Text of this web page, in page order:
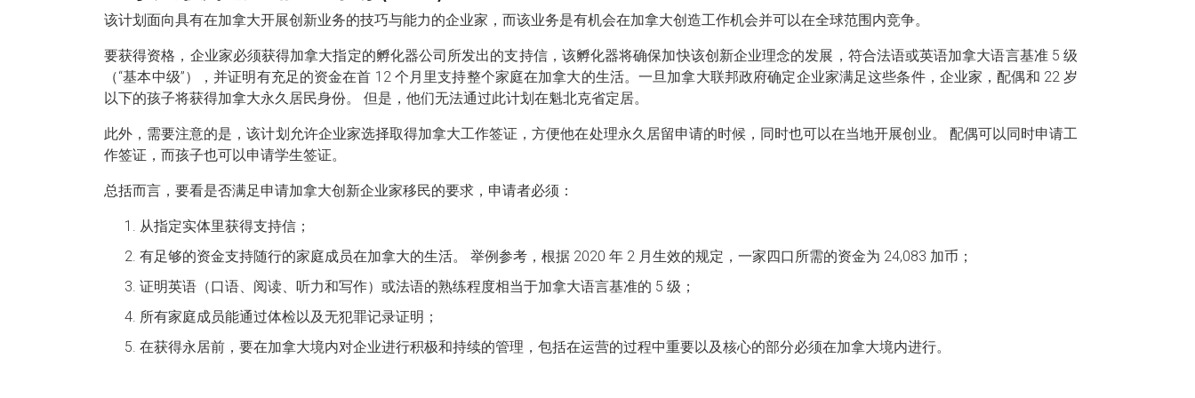
该计划面向具有在加拿大开展创新业务的技巧与能力的企业家，而该业务是有机会在加拿大创造工作机会并可以在全球范围内竞争。
要获得资格，企业家必须获得加拿大指定的孵化器公司所发出的支持信，该孵化器将确保加快该创新企业理念的发展，符合法语或英语加拿大语言基准 5 级
（“基本中级”），并证明有充足的资金在首 12 个月里支持整个家庭在加拿大的生活。一旦加拿大联邦政府确定企业家满足这些条件，企业家，配偶和 22 岁
以下的孩子将获得加拿大永久居民身份。 但是，他们无法通过此计划在魁北克省定居。
此外，需要注意的是，该计划允许企业家选择取得加拿大工作签证，方便他在处理永久居留申请的时候，同时也可以在当地开展创业。 配偶可以同时申请工
作签证，而孩子也可以申请学生签证。
总括而言，要看是否满足申请加拿大创新企业家移民的要求，申请者必须：
从指定实体里获得支持信；
有足够的资金支持随行的家庭成员在加拿大的生活。 举例参考，根据 2020 年 2 月生效的规定，一家四口所需的资金为 24,083 加币；
证明英语（口语、阅读、听力和写作）或法语的熟练程度相当于加拿大语言基准的 5 级；
所有家庭成员能通过体检以及无犯罪记录证明；
在获得永居前，要在加拿大境内对企业进行积极和持续的管理，包括在运营的过程中重要以及核心的部分必须在加拿大境内进行。